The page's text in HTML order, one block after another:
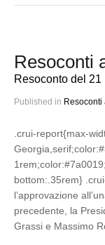
Resoconti
Resoconto del
Published in
.crui-report{max-
bottom:.35rem}
l’approvazione
precedente, la
Grassi e Massimo